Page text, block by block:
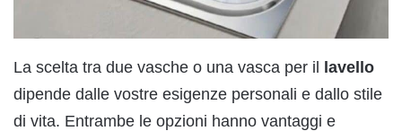
La scelta tra due vasche o una vasca per il lavello
dipende dalle vostre esigenze personali e dallo stile
di vita. Entrambe le opzioni hanno vantaggi e